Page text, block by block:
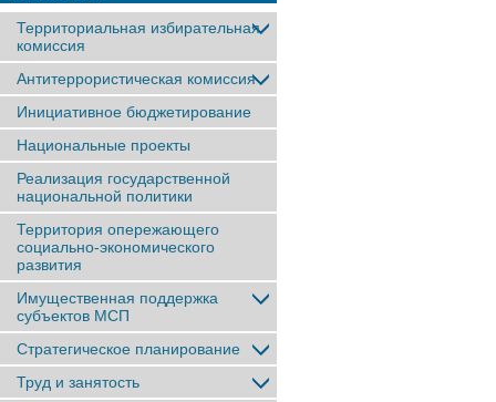
Территориальная избирательная
комиссия
Антитеррористическая комиссия
Инициативное бюджетирование
Национальные проекты
Реализация государственной
национальной политики
Территория опережающего
социально-экономического
развития
Имущественная поддержка
субъектов МСП
Стратегическое планирование
Труд и занятость